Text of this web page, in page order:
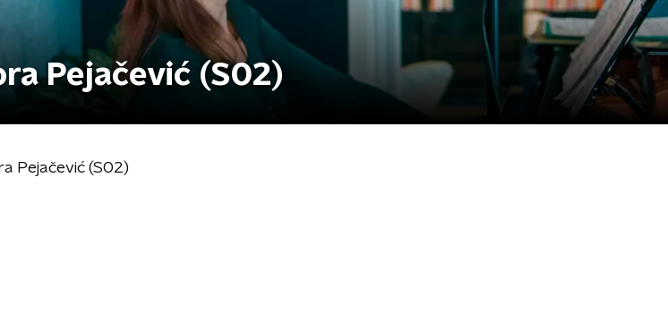
Pejačević (S02)
Pejačević (S02)